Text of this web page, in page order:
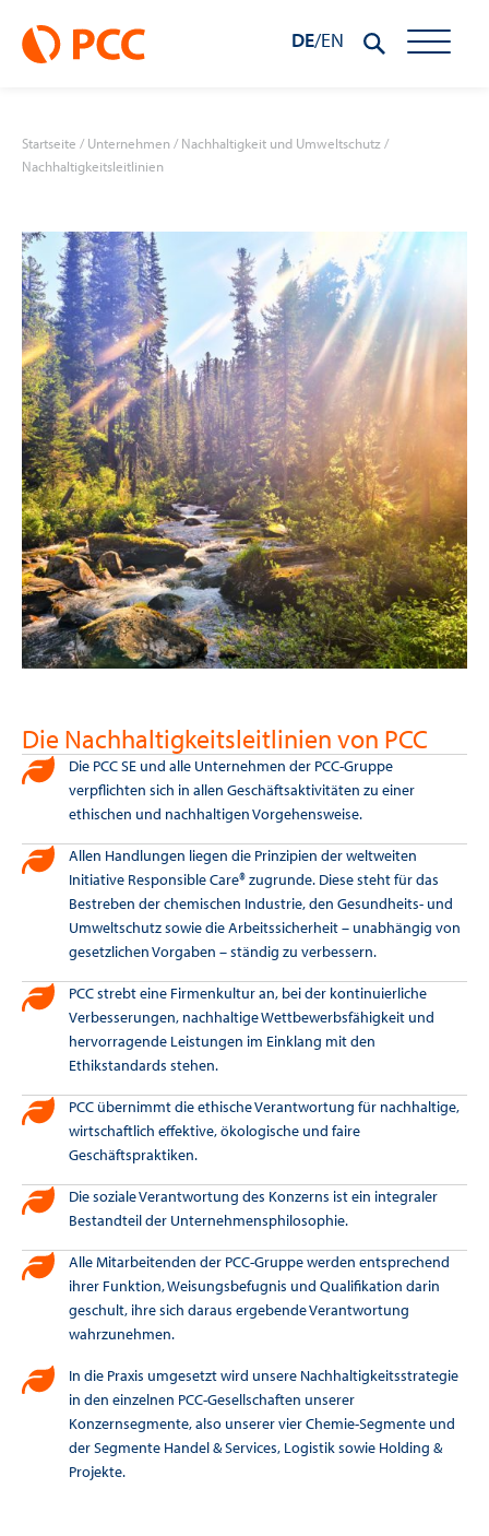
DE/EN
Startseite /Unternehmen/Nachhaltigkeit und Umweltschutz /
Nachhaltigkeitsleitlinien
Die Nachhaltigkeitsleitlinien von PCC
Die PCC SE und alle Unternehmen der PCC-Gruppe
verpflichten sich in allen Geschäftsaktivitäten zu einer
ethischen und nachhaltigen Vorgehensweise.
Allen Handlungen liegen die Prinzipien der weltweiten
Initiative Responsible Care® zugrunde. Diese steht für das
Bestreben der chemischen Industrie, den Gesundheits- und
Umweltschutz sowie die Arbeitssicherheit – unabhängig von
gesetzlichen Vorgaben – ständig zu verbessern.
PCC strebt eine Firmenkultur an, bei der kontinuierliche
Verbesserungen, nachhaltige Wettbewerbsfähigkeit und
hervorragende Leistungen im Einklang mit den
Ethikstandards stehen.
PCC übernimmt die ethische Verantwortung für nachhaltige,
wirtschaftlich effektive, ökologische und faire
Geschäftspraktiken.
Die soziale Verantwortung des Konzerns ist ein integraler
Bestandteil der Unternehmensphilosophie.
Alle Mitarbeitenden der PCC-Gruppe werden entsprechend
ihrer Funktion, Weisungsbefugnis und Qualifikation darin
geschult, ihre sich daraus ergebende Verantwortung
wahrzunehmen.
In die Praxis umgesetzt wird unsere Nachhaltigkeitsstrategie
in den einzelnen PCC-Gesellschaften unserer
Konzernsegmente, also unserer vier Chemie-Segmente und
der Segmente Handel & Services, Logistik sowie Holding &
Projekte.